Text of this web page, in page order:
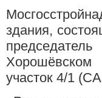
здания,
Хорошёвском
участок 4/1